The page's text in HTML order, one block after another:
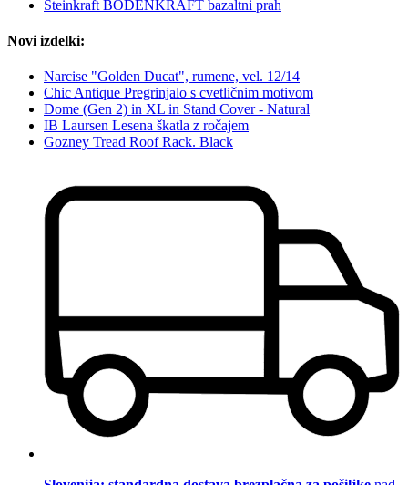
Steinkraft BODENKRAFT bazaltni prah
Novi izdelki:
Narcise "Golden Ducat", rumene, vel. 12/14
Chic Antique Pregrinjalo s cvetličnim motivom
Dome (Gen 2) in XL in Stand Cover - Natural
IB Laursen Lesena škatla z ročajem
Gozney Tread Roof Rack. Black